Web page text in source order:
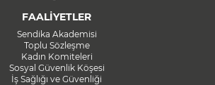
FAALİYETLER
Sendika Akademisi
Toplu Sözleşme
Kadın Komiteleri
Sosyal Güvenlik Köşesi
İş Sağlığı ve Güvenliği